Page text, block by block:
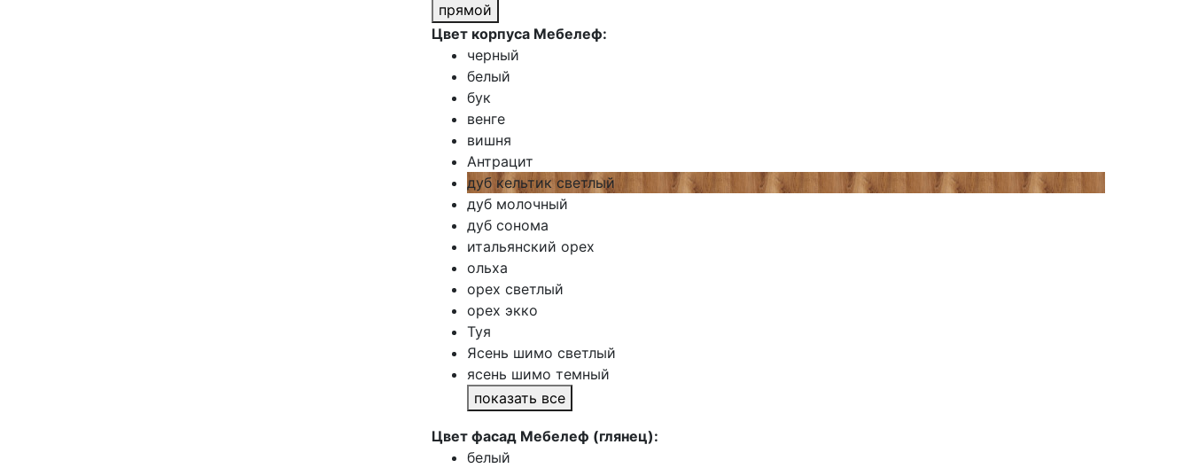
прямой
Цвет корпуса Мебелеф:
черный
белый
бук
венге
вишня
Антрацит
дуб кельтик светлый
дуб молочный
дуб сонома
итальянский орех
ольха
орех светлый
орех экко
Туя
Ясень шимо светлый
ясень шимо темный
показать все
Цвет фасад Мебелеф (глянец):
белый